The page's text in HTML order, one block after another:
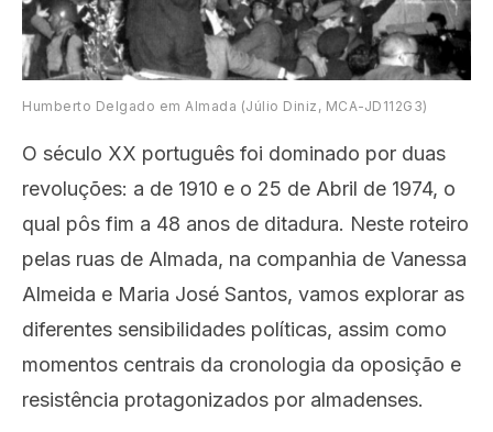
Humberto Delgado em Almada (Júlio Diniz, MCA-JD112G3)
O século XX português foi dominado por duas
revoluções: a de 1910 e o 25 de Abril de 1974, o
qual pôs fim a 48 anos de ditadura. Neste roteiro
pelas ruas de Almada, na companhia de Vanessa
Almeida e Maria José Santos, vamos explorar as
diferentes sensibilidades políticas, assim como
momentos centrais da cronologia da oposição e
resistência protagonizados por almadenses.